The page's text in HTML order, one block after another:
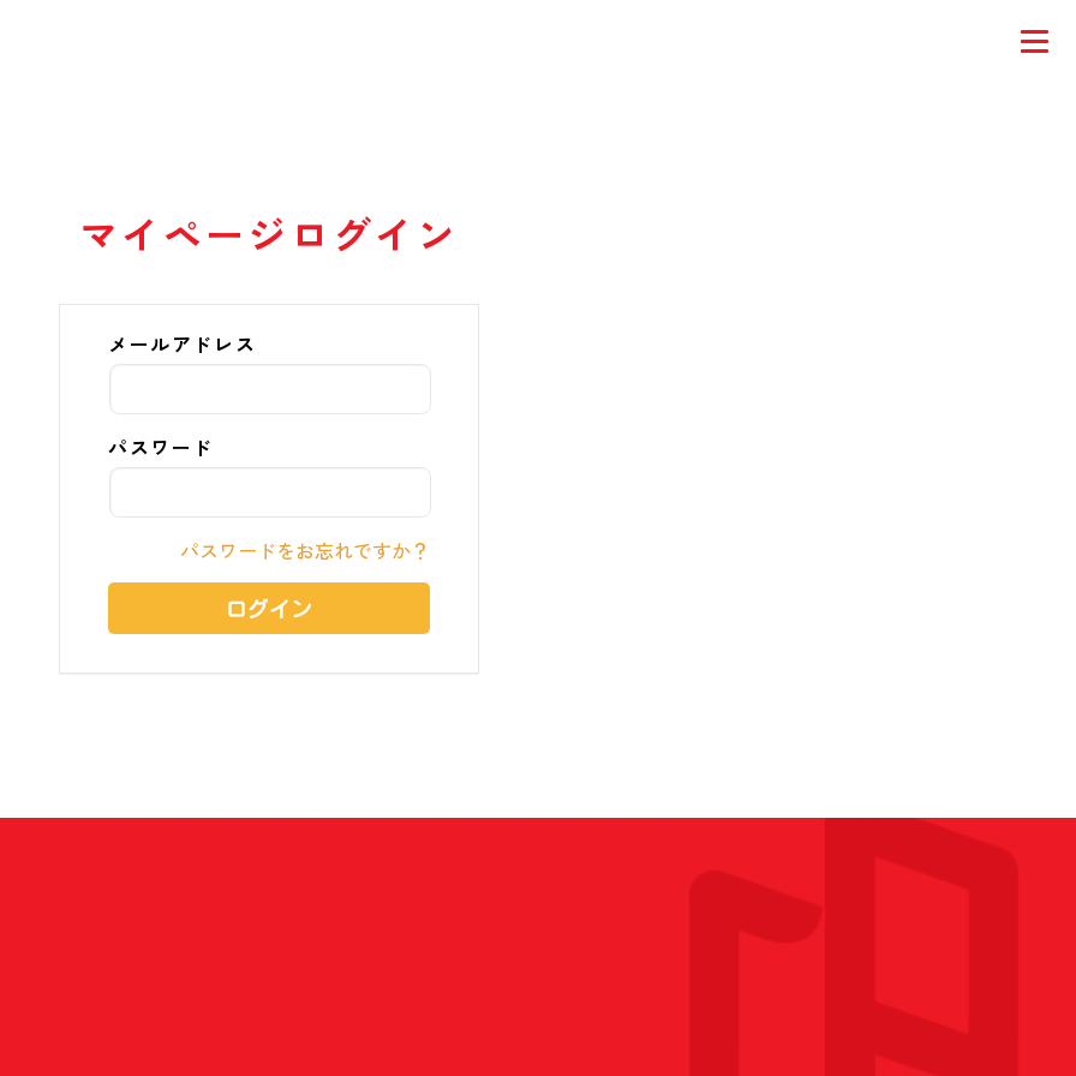
マイページログイン
メールアドレス
パスワード
パスワードをお忘れですか？